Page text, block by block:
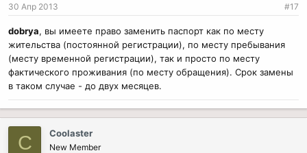
30 Апр 2013 #17
dobrya, вы имеете право заменить паспорт как по месту
жительства (постоянной регистрации), по месту пребывания
(месту временной регистрации), так и просто по месту
фактического проживания (по месту обращения). Срок замены
в таком случае - до двух месяцев.
C Coolaster
New Member